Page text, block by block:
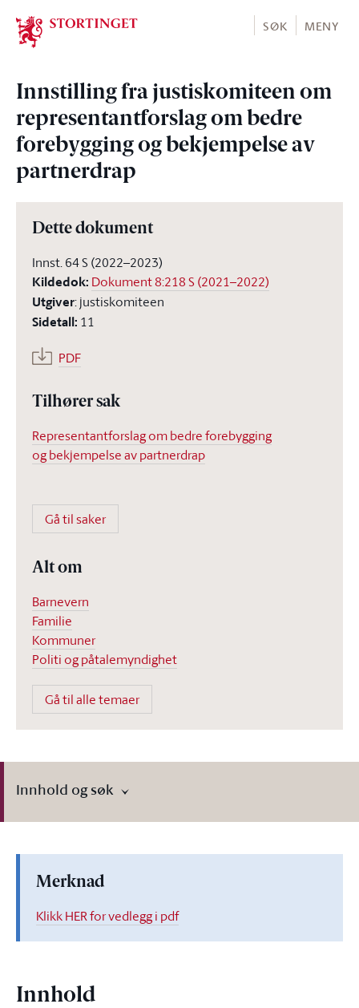
Stortinget.no
SØK MENY
Innstilling fra justiskomiteen om
representantforslag om bedre
forebygging og bekjempelse av
partnerdrap
Dette dokument
Innst. 64 S (2022–2023)
Kildedok: Dokument 8:218 S (2021–2022)
Utgiver:justiskomiteen
Sidetall: 11
PDF
Tilhører sak
Representantforslag om bedre forebygging
og bekjempelse av partnerdrap
Gå til saker
Alt om
Barnevern
Familie
Kommuner
Politi og påtalemyndighet
Gå til alle temaer
Innhold og søk
Merknad
Klikk HER for vedlegg i pdf
Innhold